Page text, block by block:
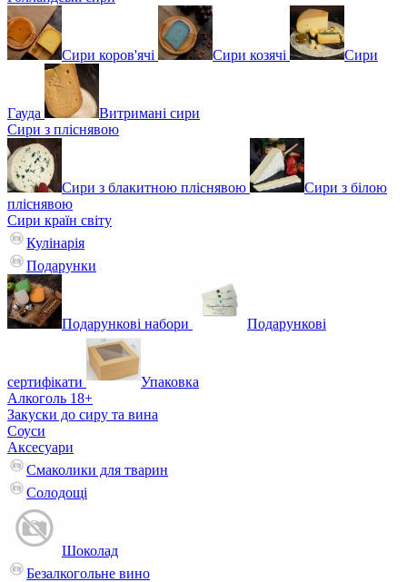
Сири коров'ячі Сири козячі Сири
Гауда
Витримані сири
Сири з пліснявою
Сири з блакитною пліснявою
Сири з білою
пліснявою
Сири країн світу
Кулінарія
Подарунки
Подарункові набори Подарункові
сертифікати
Упаковка
Алкоголь 18+
Закуски до сиру та вина
Соуси
Аксесуари
Смаколики для тварин
Солодощі
Шоколад
Безалкогольне вино